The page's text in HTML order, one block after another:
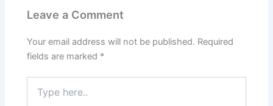
Leave a Comment
Your email address will not be published. Required
fields are marked *
here..